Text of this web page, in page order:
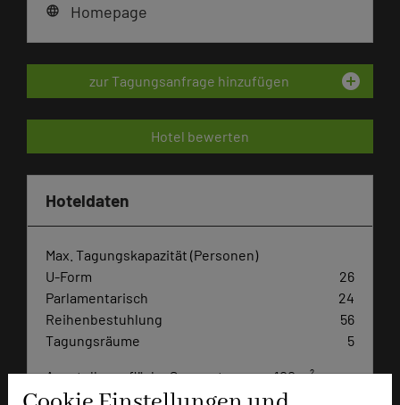
language Homepage
zur Tagungsanfrage hinzufügen add_circle
Hotel bewerten
Hoteldaten
Max. Tagungskapazität (Personen)
U-Form
26
Parlamentarisch
24
Reihenbestuhlung
56
Tagungsräume
5
Ausstellungsfläche Sonnenterrasse 100 m²